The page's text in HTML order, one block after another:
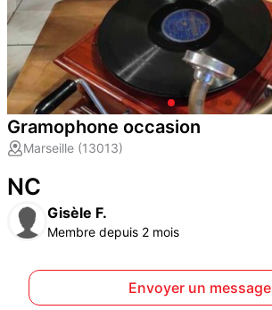
Gramophone occasion
Marseille (13013)
NC
Gisèle F.
Membre depuis 2 mois
Envoyer un message